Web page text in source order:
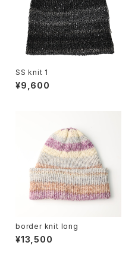
SS knit 1
¥9,600
border knit long
¥13,500